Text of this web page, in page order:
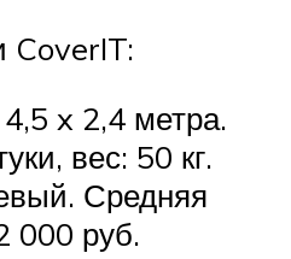
CoverIT:
x 2,4 метра.
вес: 50 кг.
Средняя
000 руб.